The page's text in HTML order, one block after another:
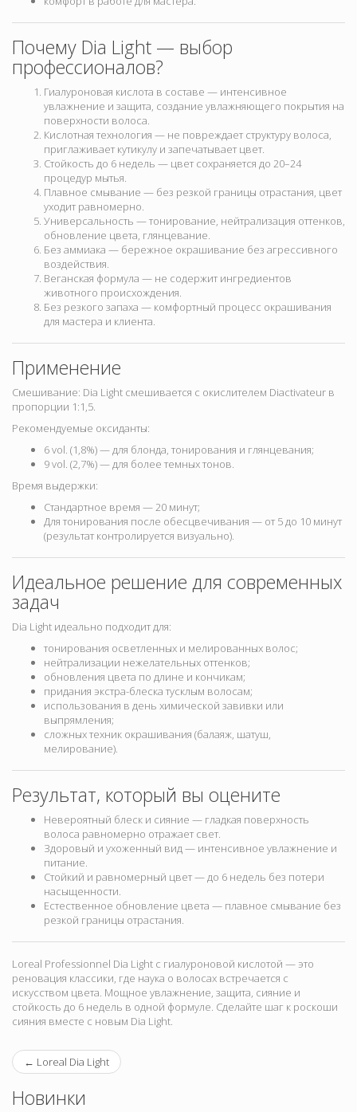
Почему Dia Light — выбор
профессионалов?
Гиалуроновая кислота в составе — интенсивное
увлажнение и защита, создание увлажняющего покрытия на
поверхности волоса.
Кислотная технология — не повреждает структуру волоса,
приглаживает кутикулу и запечатывает цвет.
Стойкость до 6 недель — цвет сохраняется до 20–24
процедур мытья.
Плавное смывание — без резкой границы отрастания, цвет
уходит равномерно.
Универсальность — тонирование, нейтрализация оттенков,
обновление цвета, глянцевание.
Без аммиака — бережное окрашивание без агрессивного
воздействия.
Веганская формула — не содержит ингредиентов
животного происхождения.
Без резкого запаха — комфортный процесс окрашивания
для мастера и клиента.
Применение
Смешивание: Dia Light смешивается с окислителем Diactivateur в
пропорции 1:1,5.
Рекомендуемые оксиданты:
6 vol. (1,8%) — для блонда, тонирования и глянцевания;
9 vol. (2,7%) — для более темных тонов.
Время выдержки:
Стандартное время —20 минут;
Для тонирования после обесцвечивания — от 5 до 10 минут
(результат контролируется визуально).
Идеальное решение для современных
задач
Dia Light идеально подходит для:
тонирования осветленных и мелированных волос;
нейтрализации нежелательных оттенков;
обновления цвета по длине и кончикам;
придания экстра-блеска тусклым волосам;
использования в день химической завивки или
выпрямления;
сложных техник окрашивания (балаяж, шатуш,
мелирование).
Результат, который вы оцените
Невероятный блеск и сияние — гладкая поверхность
волоса равномерно отражает свет.
Здоровый и ухоженный вид — интенсивное увлажнение и
питание.
Стойкий и равномерный цвет — до 6 недель без потери
насыщенности.
Естественное обновление цвета — плавное смывание без
резкой границы отрастания.
Loreal Professionnel Dia Light с гиалуроновой кислотой — это
реновация классики, где наука о волосах встречается с
искусством цвета. Мощное увлажнение, защита, сияние и
стойкость до 6 недель в одной формуле. Сделайте шаг к роскоши
сияния вместе с новым Dia Light.
← Loreal Dia Light
Новинки